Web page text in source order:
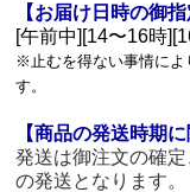
【お届け日時の御
[午前中][14〜16時
※止むを得ない事情によ
す。
【商品の発送時期に
発送は御注文の確
の発送となります。